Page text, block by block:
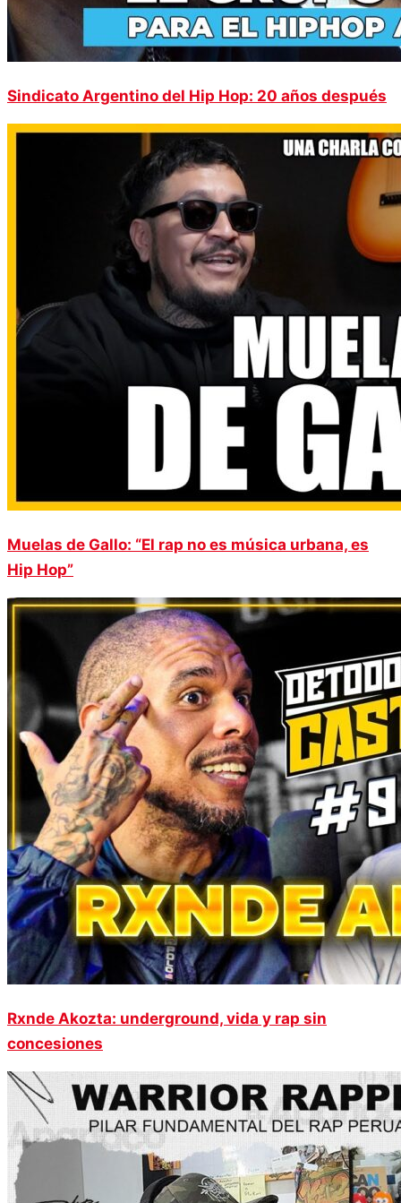
Sindicato Argentino del Hip Hop: 20 años después
Muelas de Gallo: “El rap no es música urbana, es
Hip Hop”
Rxnde Akozta: underground, vida y rap sin
concesiones